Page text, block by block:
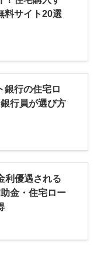
料サイト20選
銀行の住宅ロ
行員が選び方
利優遇される
金・住宅ロー